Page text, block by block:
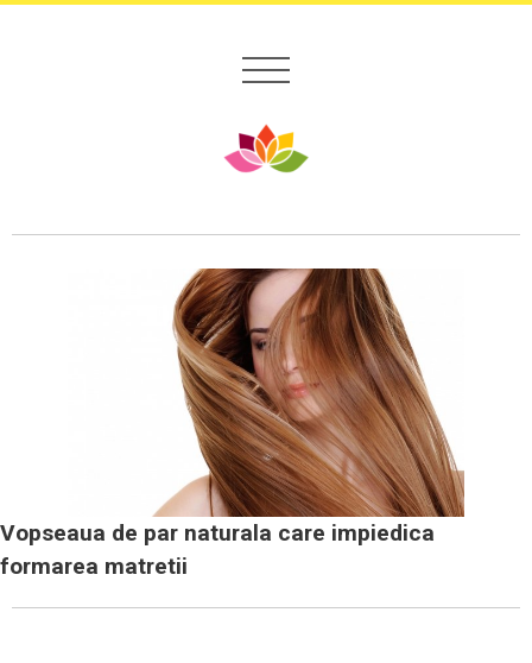
Vopseaua de par naturala care impiedica
formarea matretii